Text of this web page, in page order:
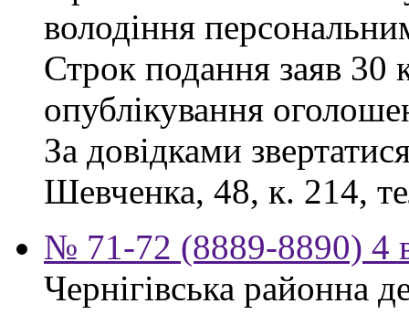
володіння
Строк подання заяв 30
опублікування
За довідками
Шевченка, 48, к. 214,
№ 71-72 (8889-8890) 4
Чернігівська районна